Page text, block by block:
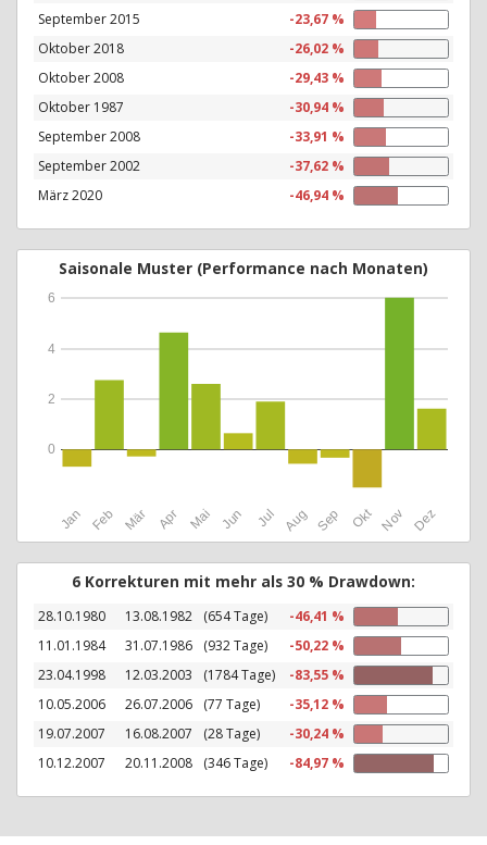
September 2015
-23,67 %
Oktober 2018
-26,02 %
Oktober 2008
-29,43 %
Oktober 1987
-30,94 %
September 2008
-33,91 %
September 2002
-37,62 %
März 2020
-46,94 %
Saisonale Muster (Performance nach Monaten)
Jan Feb Mär Apr Mai Jun Jul Aug Sep Okt Nov Dez
0
2
4
6
6 Korrekturen mit mehr als 30 % Drawdown:
28.10.1980 13.08.1982 (654 Tage)
-46,41 %
11.01.1984
31.07.1986 (932 Tage)
-50,22 %
23.04.1998
12.03.2003 (1784 Tage)
-83,55 %
10.05.2006
26.07.2006 (77 Tage)
-35,12 %
19.07.2007
16.08.2007 (28 Tage)
-30,24 %
10.12.2007
20.11.2008 (346 Tage) -84,97 %